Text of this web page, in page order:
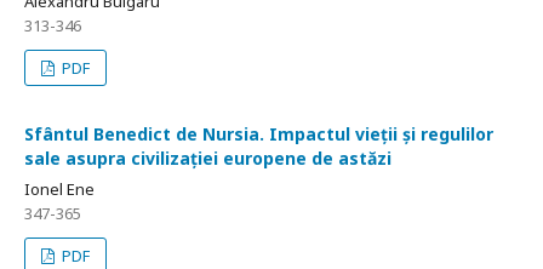
313-346
PDF
Sfântul Benedict de Nursia. Impactul vieții și regulilor
sale asupra civilizației europene de astăzi
Ionel Ene
347-365
PDF